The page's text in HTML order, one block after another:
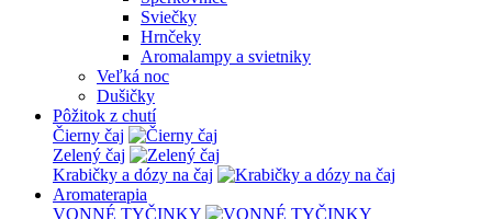
Sviečky
Hrnčeky
Aromalampy a svietniky
Veľká noc
Dušičky
Pôžitok z chutí
Čierny čaj
Zelený čaj
Krabičky a dózy na čaj
Aromaterapia
VONNÉ TYČINKY